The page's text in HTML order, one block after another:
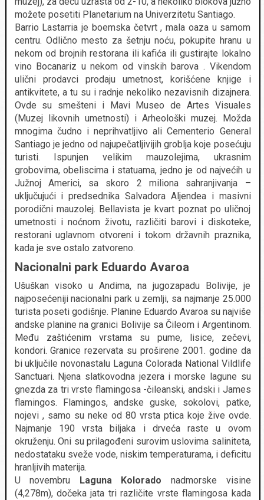
možete posetiti Planetarium na Univerzitetu Santiago.
Barrio Lastarria je boemska četvrt , mala oaza u samom
centru. Odlično mesto za šetnju noću, pokupite hranu u
nekom od brojnih restorana ili kafića ili gustirajte lokalno
vino Bocanariz u nekom od vinskih barova . Vikendom
ulični prodavci prodaju umetnost, korišćene knjige i
antikvitete, a tu su i radnje nekoliko nezavisnih dizajnera.
Ovde su smešteni i Mavi Museo de Artes Visuales
(Muzej likovnih umetnosti) i Arheološki muzej. Možda
mnogima čudno i neprihvatljivo ali Cementerio General
Santiago je jedno od najupečatljivijih groblja koje posećuju
turisti. Ispunjen velikim mauzolejima, ukrasnim
grobovima, obeliscima i statuama, jedno je od najvećih u
Južnoj Americi, sa skoro 2 miliona sahranjivanja –
uključujući i predsednika Salvadora Aljendea i masivni
porodični mauzolej. Bellavista je kvart poznat po uličnoj
umetnosti i noćnom životu, različiti barovi i diskoteke,
restorani uglavnom otvoreni i tokom državnih praznika,
kada je sve ostalo zatvoreno.
Nacionalni park Eduardo Avaroa
Ušuškan visoko u Andima, na jugozapadu Bolivije, je
najposećeniji nacionalni park u zemlji, sa najmanje 25.000
turista poseti godišnje. Planine Eduardo Avaroa su najviše
andske planine na granici Bolivije sa Čileom i Argentinom.
Među zaštićenim vrstama su pume, lisice, zečevi,
kondori. Granice rezervata su proširene 2001. godine da
bi uključile novonastalu Laguna Colorada National Vildlife
Sanctuari. Njena slatkovodna jezera i morske lagune su
gnezda za tri vrste flamingosa -čileanski, andski i James
flamingos. Flamingos, andske guske, sokolovi, patke,
nojevi , samo su neke od 80 vrsta ptica koje žive ovde.
Najmanje 190 vrsta biljaka i drveća raste u ovom
okruženju. Oni su prilagođeni surovim uslovima saliniteta,
nedostataku sveže vode, niskim temperaturama, i deficitu
hranljivih materija.
U novembru
Laguna Kolorado nadmorske visine
(4,278m), dočeka jata tri različite vrste flamingosa kada